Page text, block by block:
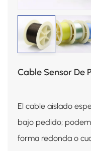
Cable Sensor De
El cable aislado
bajo pedido;
forma redonda o